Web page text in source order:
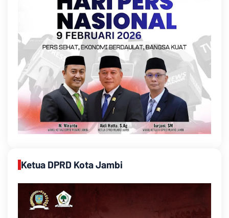
Ketua DPRD Kota Jambi